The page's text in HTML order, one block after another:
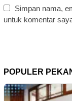
Simpan nama,
untuk komentar
POPULER